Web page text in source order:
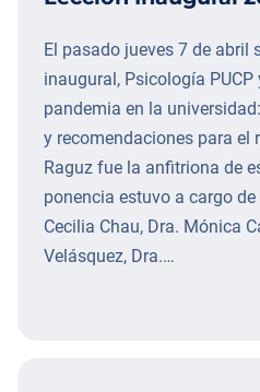
El pasado jueves 7 de abril
inaugural, Psicología
pandemia en la
y recomendaciones para el
Raguz fue la anfitriona de
ponencia estuvo a cargo
Cecilia Chau, Dra. Mónica
Velásquez, Dra.…